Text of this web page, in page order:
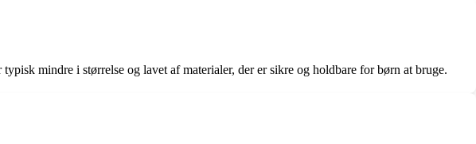
mindre i størrelse og lavet af materialer, der er sikre og holdbare for børn at bruge.